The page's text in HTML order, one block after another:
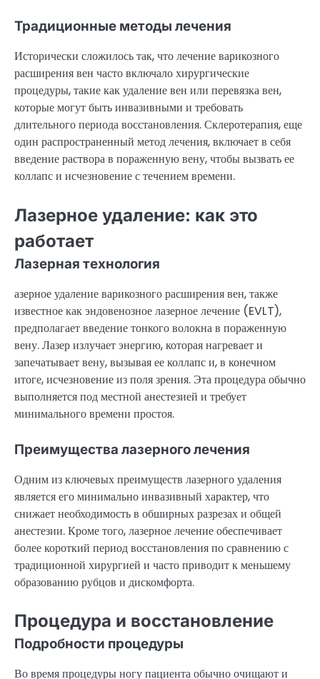
Традиционные методы лечения
Исторически сложилось так, что лечение варикозного
расширения вен часто включало хирургические
процедуры, такие как удаление вен или перевязка вен,
которые могут быть инвазивными и требовать
длительного периода восстановления. Склеротерапия, еще
один распространенный метод лечения, включает в себя
введение раствора в пораженную вену, чтобы вызвать ее
коллапс и исчезновение с течением времени.
Лазерное удаление: как это
работает
Лазерная технология
азерное удаление варикозного расширения вен, также
известное как эндовенозное лазерное лечение (EVLT),
предполагает введение тонкого волокна в пораженную
вену. Лазер излучает энергию, которая нагревает и
запечатывает вену, вызывая ее коллапс и, в конечном
итоге, исчезновение из поля зрения. Эта процедура обычно
выполняется под местной анестезией и требует
минимального времени простоя.
Преимущества лазерного лечения
Одним из ключевых преимуществ лазерного удаления
является его минимально инвазивный характер, что
снижает необходимость в обширных разрезах и общей
анестезии. Кроме того, лазерное лечение обеспечивает
более короткий период восстановления по сравнению с
традиционной хирургией и часто приводит к меньшему
образованию рубцов и дискомфорта.
Процедура и восстановление
Подробности процедуры
Во время процедуры ногу пациента обычно очищают и